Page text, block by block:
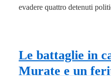
evadere quattro detenuti
Le battaglie in
Murate e un